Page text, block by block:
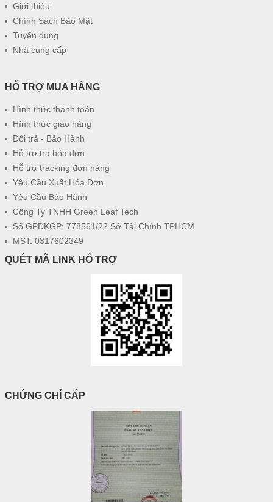
Giới thiệu
Chính Sách Bảo Mật
Tuyển dụng
Nhà cung cấp
HỖ TRỢ MUA HÀNG
Hình thức thanh toán
Hình thức giao hàng
Đổi trả - Bảo Hành
Hỗ trợ tra hóa đơn
Hỗ trợ tracking đơn hàng
Yêu Cầu Xuất Hóa Đơn
Yêu Cầu Bảo Hành
Công Ty TNHH Green Leaf Tech
Số GPĐKGP: 778561/22 Sở Tài Chính TPHCM
MST: 0317602349
QUÉT MÃ LINK HỖ TRỢ
CHỨNG CHỈ CẤP